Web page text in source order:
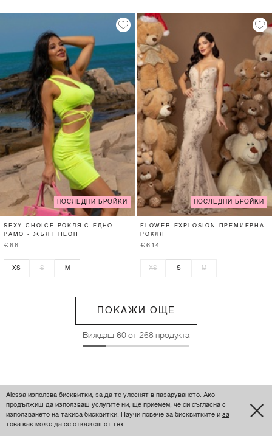
ПОСЛЕДНИ БРОЙКИ
SEXY CHOICE РОКЛЯ С ЕДНО
РАМО - ЖЪЛТ НЕОН
€66
XS S M
ПОСЛЕДНИ БРОЙКИ
FLOWER EXPLOSION ПРЕМИЕРНА
РОКЛЯ
€614
XS S M
ПОКАЖИ ОЩЕ
Виждаш 60от 268 продукта
Alessa използва бисквитки, за да те улеснят в пазаруването. Ако
продължиш да използваш услугите ни, ще приемем, че си съгласна с
използването на такива бисквитки. Научи повече за бисквитките и за
това как може да се откажеш от тях.